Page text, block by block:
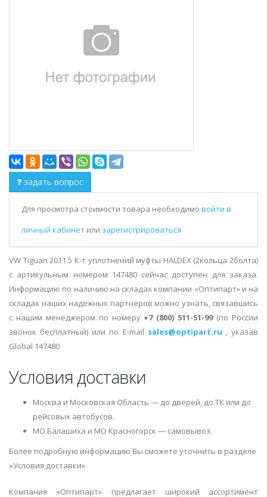
задать вопрос
Для просмотра стоимости товара необходимо войти в
личный кабинет или зарегистрироваться
VW Tiguan 2011.5 К-т уплотнений муфты HALDEX (2кольца 2болта)
с артикульным номером 147480 сейчас доступен для заказа.
Информацию по наличию на складах компании «Оптипарт» и на
складах наших надежных партнеров можно узнать, связавшись
с нашим менеджером по номеру +7 (800) 511-51-99(по России
звонок бесплатный) или по E-mail sales@optipart.ru , указав
Global 147480
Условия доставки
Москва и Московская Область — до дверей, до ТК или до
рейсовых автобусов.
МО Балашиха и МО Красногорск — самовывоз.
Более подробную информацию Вы сможете уточнить в разделе
«Условия доставки»
Компания «Оптипарт» предлагает широкий ассортимент